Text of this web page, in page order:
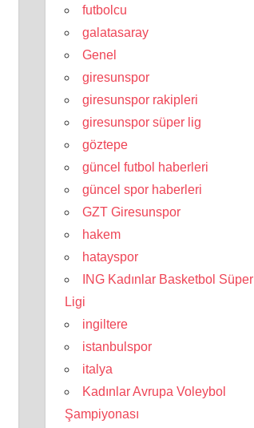
futbolcu
galatasaray
Genel
giresunspor
giresunspor rakipleri
giresunspor süper lig
göztepe
güncel futbol haberleri
güncel spor haberleri
GZT Giresunspor
hakem
hatayspor
ING Kadınlar Basketbol Süper
Ligi
ingiltere
istanbulspor
italya
Kadınlar Avrupa Voleybol
Şampiyonası